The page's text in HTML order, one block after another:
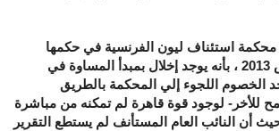
استئناف ليون الفرنسية في حكمها
الصادر في 12 مارس 2013 ، بأنه يوجد إخلال بمبدأ المساوة في
الخصوم اللجوء إلي المحكمة بالطريق
للأخر- لوجود قوة قاهرة لم تمكنه من مباشرة
حيث أن النائب العام المستأنف لم يستطع التقرير